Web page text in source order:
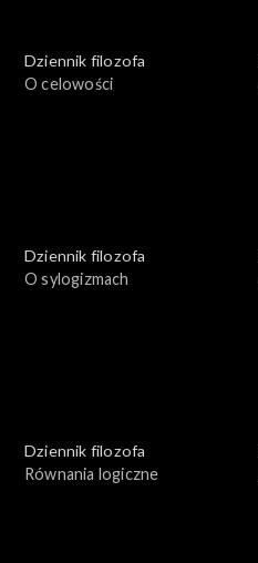
Dziennik filozofa
O celowości
Dziennik filozofa
O sylogizmach
Dziennik filozofa
Równania logiczne